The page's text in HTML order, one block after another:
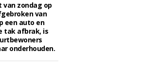
van zondag op
van
een auto en
tak afbrak, is
onderhouden.